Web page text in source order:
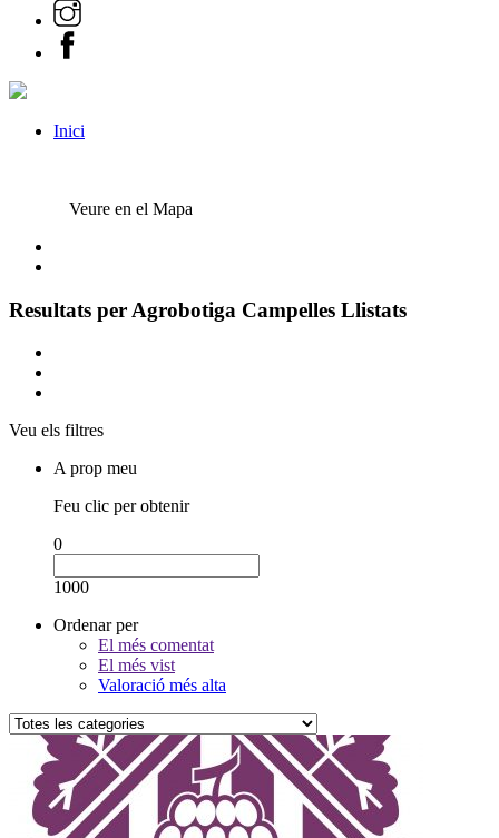
Inici
Veure en el Mapa
Resultats per Agrobotiga Campelles Llistats
Veu els filtres
A prop meu
Feu clic per obtenir
0
1000
Ordenar per
El més comentat
El més vist
Valoració més alta